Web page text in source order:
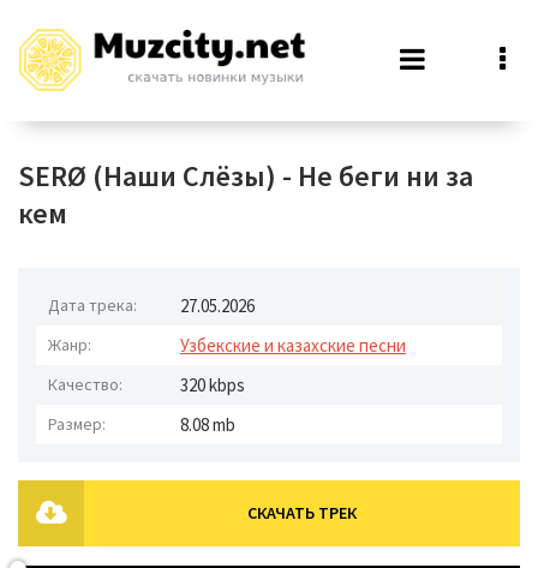
SERØ (Наши Слёзы) - Не беги ни за
кем
Дата трека: 27.05.2026
Жанр: Узбекские и казахские песни
Качество: 320 kbps
Размер: 8.08 mb
СКАЧАТЬ ТРЕК